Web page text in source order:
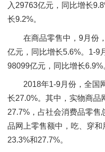
入29763亿元，同比增长
长9.2%。
在商品零售中，9月份
亿元，同比增长5.6%。1-9
98099亿元，同比增长6.9%
2018年1-9月份，全国
长27.0%。其中，实物商品
27.7%，占社会消费品零售
品网上零售额中，吃、穿和
23.3%和27.7%。